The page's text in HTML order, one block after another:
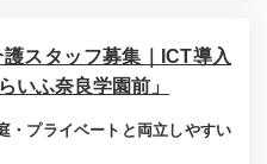
スタッフ募集｜ICT導入
いふ奈良学園前」
・プライベートと両立しやすい